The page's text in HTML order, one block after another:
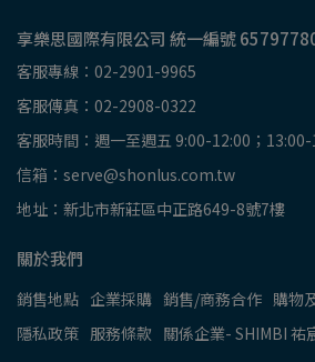
享樂思國際有限公司 統一編號
客服專線：02-2901-9965
客服傳真：02-2908-0322
客服時間：週一至週五 9:00-12:00；13:00-
信箱：serve@shonlus.com.tw
地址：新北市新莊區中正路649-8號7樓
關於我們
銷售地點 企業採購 銷售/商務合作 購物
隱私政策 服務條款 關係企業- SHIMBI 祐